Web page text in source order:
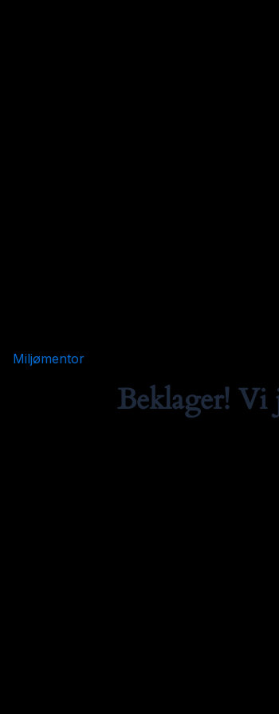
Miljømentor
Beklager! Vi